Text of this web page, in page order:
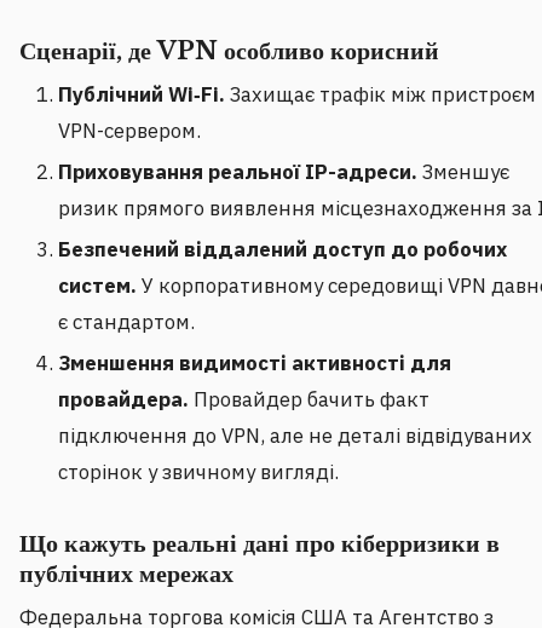
Сценарії, де VPN особливо корисний
Публічний Wi‑Fi. Захищає трафік між пристроєм
VPN-сервером.
Приховування реальної IP-адреси. Зменшує
ризик прямого виявлення місцезнаходження за
Безпечений віддалений доступ до робочих
систем. У корпоративному середовищі VPN
є стандартом.
Зменшення видимості активності для
провайдера. Провайдер бачить факт
підключення до VPN, але не деталі відвідуваних
сторінок у звичному вигляді.
Що кажуть реальні дані про кіберризики в
публічних мережах
Федеральна торгова комісія США та Агентство з